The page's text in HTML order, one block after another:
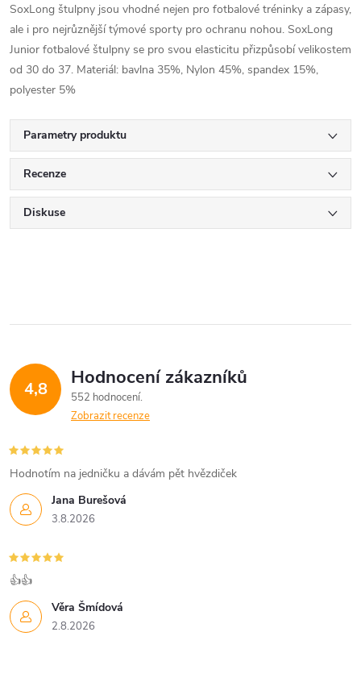
SoxLong štulpny jsou vhodné nejen pro fotbalové tréninky a zápasy,
ale i pro nejrůznější týmové sporty pro ochranu nohou. SoxLong
Junior fotbalové štulpny se pro svou elasticitu přizpůsobí velikostem
od 30 do 37. Materiál: bavlna 35%, Nylon 45%, spandex 15%,
polyester 5%
Parametry produktu
Recenze
Diskuse
4,8 Hodnocení zákazníků
552 hodnocení
Zobrazit recenze
Jana Burešová
3.8.2026
Hodnotím na jedničku a dávám pět hvězdiček
Věra Šmídová
2.8.2026
👍👍